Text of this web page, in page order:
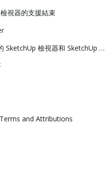
視器的支援結束
停止支援 - 適用於 Hololens 的 SketchUp 檢視器和 SketchUp 虛擬實境檢視器
and Attributions